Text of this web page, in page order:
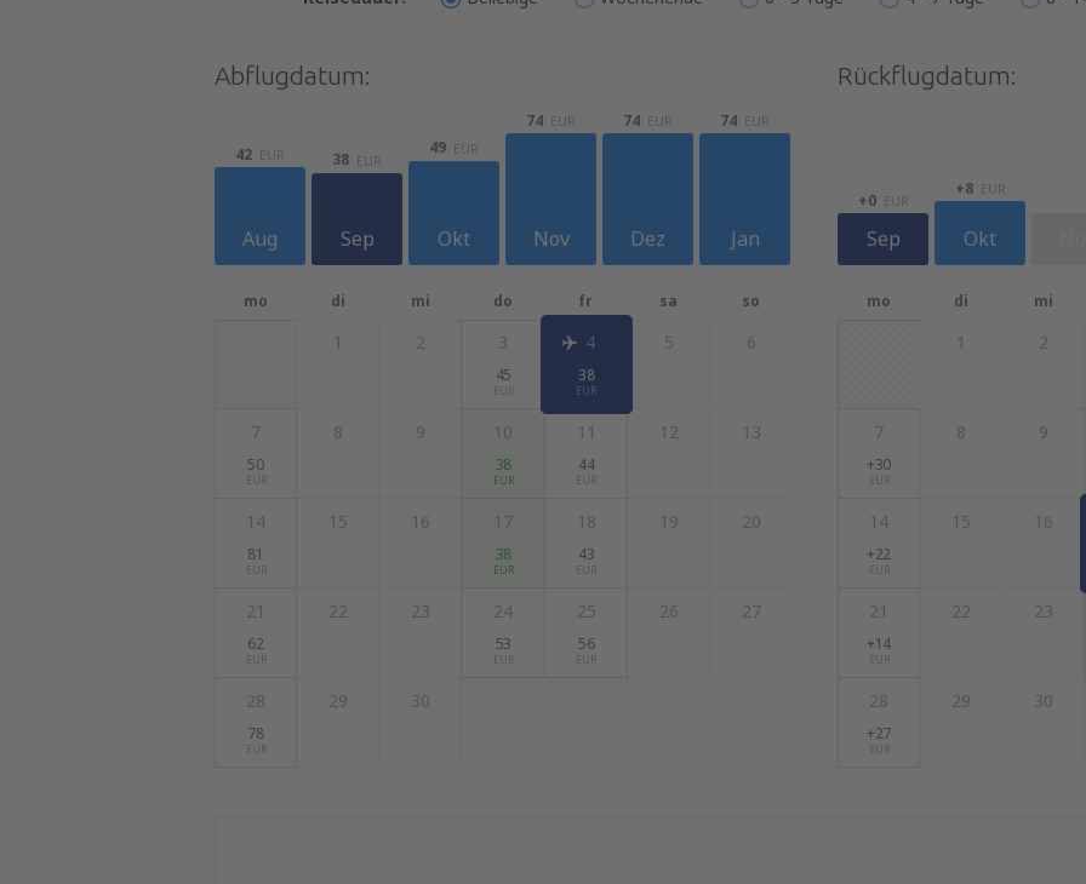
Abflugdatum:
Aug
42 EUR
Sep
38 EUR
Okt
49 EUR
Nov
74 EUR
Dez
74 EUR
Jan
74 EUR
mo di mi do fr sa so
1 2 3
45
EUR
4
38
EUR
5 6
7
50
EUR
8 9 10
38
EUR
11
44
EUR
12 13
14
81
EUR
15 16 17
38
EUR
18
43
EUR
19 20
21
62
EUR
22 23 24
53
EUR
25
56
EUR
26 27
28
78
EUR
29 30
Rückflugdatum:
Sep
+0 EUR
Okt
+8 EUR
mo di mi
1 2
7
+30
EUR
8 9
14
+22
EUR
15 16
21
+14
EUR
22 23
28
+27
EUR
29 30